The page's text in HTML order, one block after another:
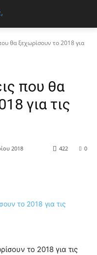
θα ξεχωρίσουν το 2018 για
που θα
για τις
2018 0
422
το 2018 για τις